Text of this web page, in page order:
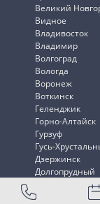
Великий
Видное
Владивосток
Владимир
Волгоград
Вологда
Воронеж
Воткинск
Геленджик
Горно-Алтайск
Гурзуф
Гусь-
Дзержинск
Долгопрудный